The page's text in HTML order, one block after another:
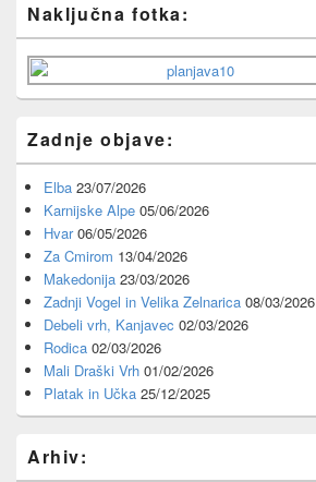
Sidebar
Widget
Area
Naključna fotka:
Zadnje objave:
Elba 23/07/2026
Karnijske Alpe 05/06/2026
Hvar 06/05/2026
Za Cmirom 13/04/2026
Makedonija 23/03/2026
Zadnji Vogel in Velika Zelnarica 08/03/2026
Debeli vrh, Kanjavec 02/03/2026
Rodica 02/03/2026
Mali Draški Vrh 01/02/2026
Platak in Učka 25/12/2025
Arhiv: